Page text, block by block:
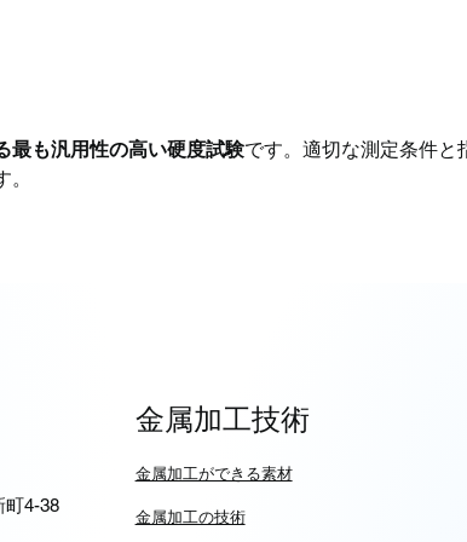
最も汎用性の高い硬度試験です。適切な測定条件と
町4-38
金属加工技術
​金属加工ができる素材
​金属加工の技術